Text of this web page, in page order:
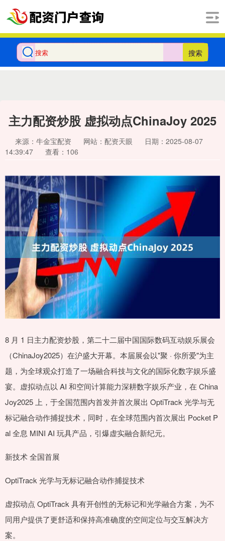
搜索
主力配资炒股 虚拟动点ChinaJoy 2025
来源：牛金宝配资 网站：配资天眼
日期：2025-08-07
14:39:47
查看：106
8 月 1 日主力配资炒股，第二十二届中国国际数码互动娱乐展会
（ChinaJoy2025）在沪盛大开幕。本届展会以"聚 · 你所爱"为主
题，为全球观众打造了一场融合科技与文化的国际化数字娱乐盛
宴。虚拟动点以 AI 和空间计算能力深耕数字娱乐产业，在 China
Joy2025 上，于全国范围内首发并首次展出 OptiTrack 光学与无
标记融合动作捕捉技术，同时，在全球范围内首次展出 Pocket P
al 全息 MINI AI 玩具产品，引爆虚实融合新纪元。
新技术 全国首展
OptiTrack 光学与无标记融合动作捕捉技术
虚拟动点 OptiTrack 具有开创性的无标记和光学融合方案，为不
同用户提供了更舒适和保持高准确度的空间定位与交互解决方
案。